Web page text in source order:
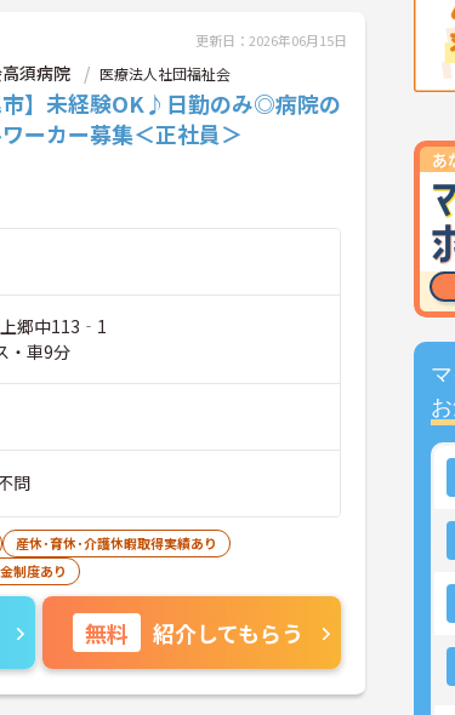
更新日：2026年06月15日
須病院 医療法人社団福祉会
市】未経験OK♪日勤のみ◎病院の
ーカー募集＜正社員＞
郷中113‐1
・車9分
問
産休･育休･介護休暇取得実績あり
制度あり
無料 紹介してもらう